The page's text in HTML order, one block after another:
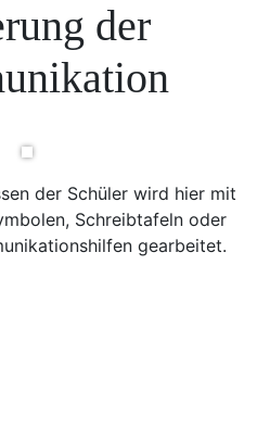
der
der Schüler wird hier mit
Schreibtafeln oder
gearbeitet.